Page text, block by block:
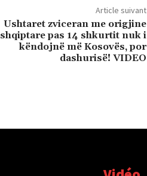
Article suivant
Ushtaret zviceran me origjine
shqiptare pas 14 shkurtit nuk i
këndojnë më Kosovës, por
dashurisë! VIDEO